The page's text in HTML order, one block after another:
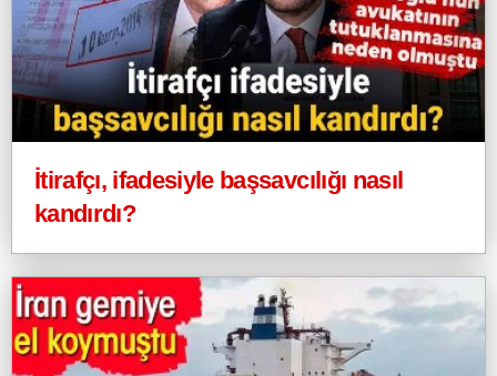
İtirafçı, ifadesiyle başsavcılığı nasıl
kandırdı?